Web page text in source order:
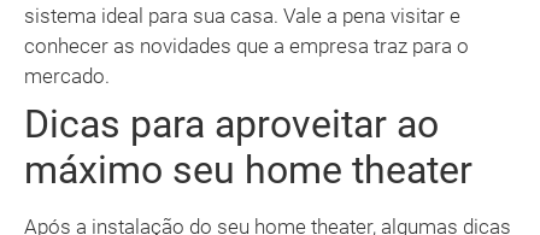
sistema ideal para sua casa. Vale a pena visitar e
conhecer as novidades que a empresa traz para o
mercado.
Dicas para aproveitar ao
máximo seu home theater
Após a instalação do seu home theater, algumas dicas